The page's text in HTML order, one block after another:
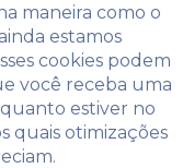
maneira como o
estamos
cookies podem
você receba uma
estiver no
quais otimizações